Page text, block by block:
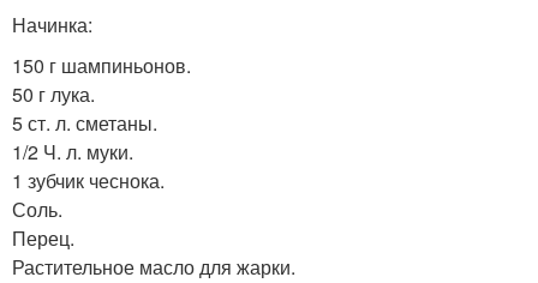
Начинка:
150 г шампиньонов.
50 г лука.
5 ст. л. сметаны.
1/2 Ч. л. муки.
1 зубчик чеснока.
Соль.
Перец.
Растительное масло для жарки.